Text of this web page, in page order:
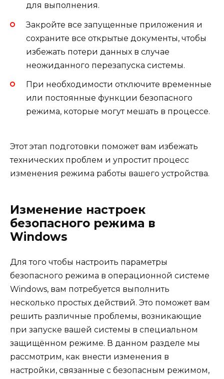
для выполнения.
Закройте все запущенные приложения и
сохраните все открытые документы, чтобы
избежать потери данных в случае
неожиданного перезапуска системы.
При необходимости отключите временные
или постоянные функции безопасного
режима, которые могут мешать в процессе.
Этот этап подготовки поможет вам избежать
технических проблем и упростит процесс
изменения режима работы вашего устройства.
Изменение настроек
безопасного режима в
Windows
Для того чтобы настроить параметры
безопасного режима в операционной системе
Windows, вам потребуется выполнить
несколько простых действий. Это поможет вам
решить различные проблемы, возникающие
при запуске вашей системы в специальном
защищённом режиме. В данном разделе мы
рассмотрим, как внести изменения в
настройки, связанные с безопасным режимом,